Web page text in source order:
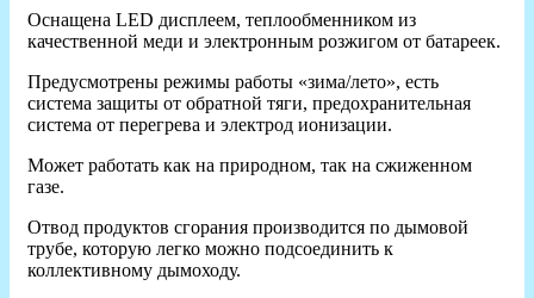
Оснащена LED дисплеем, теплообменником из
качественной меди и электронным розжигом от батареек.
Предусмотрены режимы работы «зима/лето», есть
система защиты от обратной тяги, предохранительная
система от перегрева и электрод ионизации.
Может работать как на природном, так на сжиженном
газе.
Отвод продуктов сгорания производится по дымовой
трубе, которую легко можно подсоединить к
коллективному дымоходу.